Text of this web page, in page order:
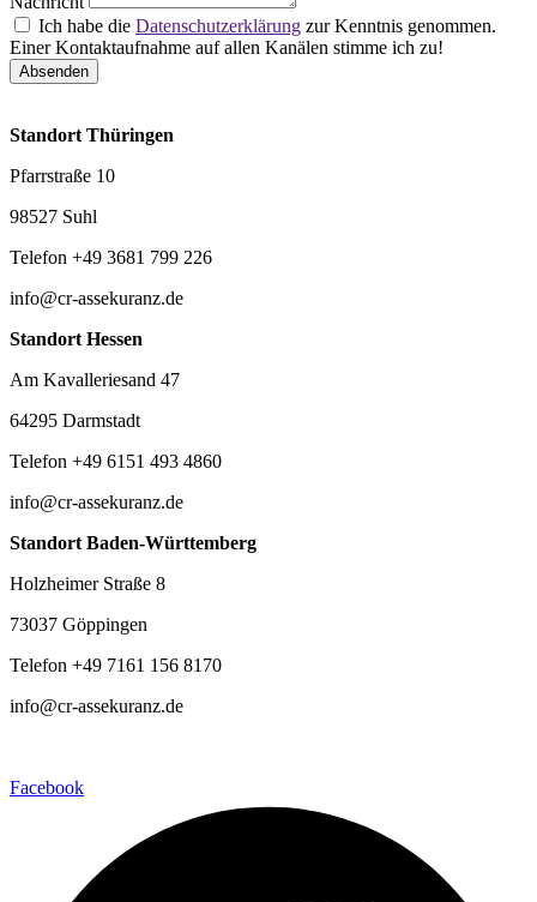
Ich habe die Datenschutzerklärung zur Kenntnis genommen.
Einer Kontaktaufnahme auf allen Kanälen stimme ich zu!
Absenden
Standort Thüringen
Pfarrstraße 10
98527 Suhl
Telefon +49 3681 799 226
info@cr-assekuranz.de
Standort Hessen
Am Kavalleriesand 47
64295 Darmstadt
Telefon +49 6151 493 4860
info@cr-assekuranz.de
Standort Baden-Württemberg
Holzheimer Straße 8
73037 Göppingen
Telefon +49 7161 156 8170
info@cr-assekuranz.de
Facebook